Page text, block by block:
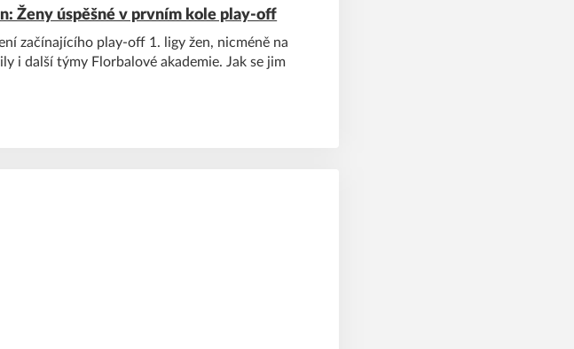
Ženy úspěšné v prvním kole play-off
začínajícího play-off 1. ligy žen, nicméně na
i další týmy Florbalové akademie. Jak se jim